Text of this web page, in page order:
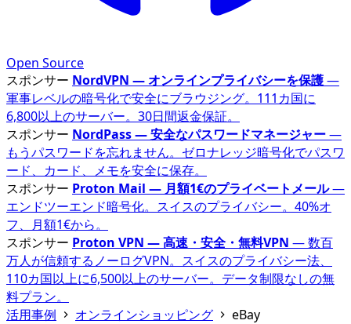
Open Source
スポンサー NordVPN — オンラインプライバシーを保護—
軍事レベルの暗号化で安全にブラウジング。111カ国に
6,800以上のサーバー。30日間返金保証。
スポンサー NordPass — 安全なパスワードマネージャー—
もうパスワードを忘れません。ゼロナレッジ暗号化でパスワ
ード、カード、メモを安全に保存。
スポンサー Proton Mail — 月額1€のプライベートメール—
エンドツーエンド暗号化。スイスのプライバシー。40%オ
フ、月額1€から。
スポンサー Proton VPN — 高速・安全・無料VPN — 数百
万人が信頼するノーログVPN。スイスのプライバシー法、
110カ国以上に6,500以上のサーバー。データ制限なしの無
料プラン。
活用事例
オンラインショッピング eBay